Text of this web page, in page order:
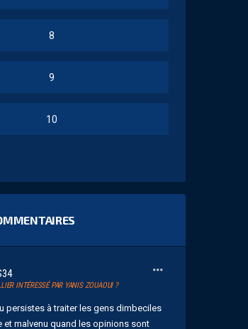
8
9
10
INTÉRESSÉ PAR YANIS ZOUAOUI ?
persistes à traiter les gens dimbeciles
et malvenu quand les opinions sont